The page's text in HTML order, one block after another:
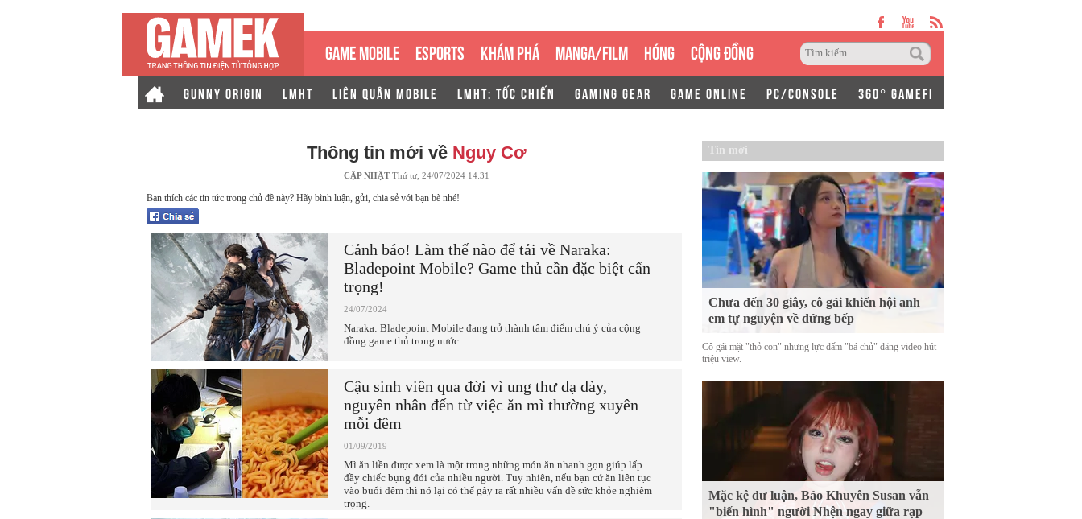
GAME MOBILE ESPORTS KHÁM PHÁ MANGA/FILM HÓNG CỘNG ĐỒNG
GUNNY ORIGIN LMHT LIÊN QUÂN MOBILE LMHT: TỐC CHIẾN GAMING GEAR GAME ONLINE PC/CONSOLE 360° GAMEFI
Thông tin mới về Nguy Cơ
CẬP NHẬTThứ tư, 24/07/2024 14:31
Bạn thích các tin tức trong chủ đề này? Hãy bình luận, gửi, chia sẻ với bạn bè nhé!
Cảnh báo! Làm thế nào để tải về Naraka:
Bladepoint Mobile? Game thủ cần đặc biệt cẩn
trọng!
24/07/2024
Naraka: Bladepoint Mobile đang trở thành tâm điểm chú ý của cộng
đồng game thủ trong nước.
Cậu sinh viên qua đời vì ung thư dạ dày,
nguyên nhân đến từ việc ăn mì thường xuyên
mỗi đêm
01/09/2019
Mì ăn liền được xem là một trong những món ăn nhanh gọn giúp lấp
đầy chiếc bụng đói của nhiều người. Tuy nhiên, nếu bạn cứ ăn liên tục
vào buổi đêm thì nó lại có thể gây ra rất nhiều vấn đề sức khỏe nghiêm
trọng.
Tin mới
Chưa đến 30 giây, cô gái khiến hội anh
em tự nguyện về đứng bếp
Cô gái mặt "thỏ con" nhưng lực đấm "bá chủ" đăng video hút
triệu view.
Mặc kệ dư luận, Bảo Khuyên Susan vẫn
"biến hình" người Nhện ngay giữa rạp